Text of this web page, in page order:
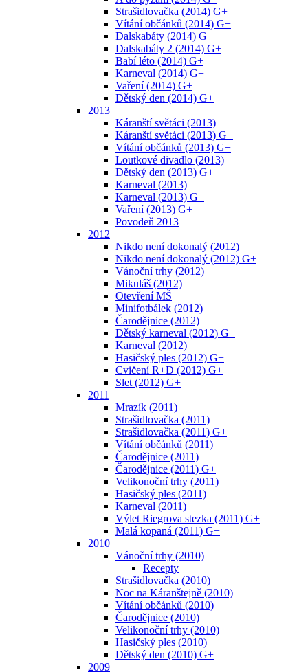
Strašidlovačka (2014) G+
Vítání občánků (2014) G+
Dalskabáty (2014) G+
Dalskabáty 2 (2014) G+
Babí léto (2014) G+
Karneval (2014) G+
Vaření (2014) G+
Dětský den (2014) G+
2013
Káranští světáci (2013)
Káranští světáci (2013) G+
Vítání občánků (2013) G+
Loutkové divadlo (2013)
Dětský den (2013) G+
Karneval (2013)
Karneval (2013) G+
Vaření (2013) G+
Povodeň 2013
2012
Nikdo není dokonalý (2012)
Nikdo není dokonalý (2012) G+
Vánoční trhy (2012)
Mikuláš (2012)
Otevření MŠ
Minifotbálek (2012)
Čarodějnice (2012)
Dětský karneval (2012) G+
Karneval (2012)
Hasičský ples (2012) G+
Cvičení R+D (2012) G+
Slet (2012) G+
2011
Mrazík (2011)
Strašidlovačka (2011)
Strašidlovačka (2011) G+
Vítání občánků (2011)
Čarodějnice (2011)
Čarodějnice (2011) G+
Velikonoční trhy (2011)
Hasičský ples (2011)
Karneval (2011)
Výlet Riegrova stezka (2011) G+
Malá kopaná (2011) G+
2010
Vánoční trhy (2010)
Recepty
Strašidlovačka (2010)
Noc na Káranštejně (2010)
Vítání občánků (2010)
Čarodějnice (2010)
Velikonoční trhy (2010)
Hasičský ples (2010)
Dětský den (2010) G+
2009